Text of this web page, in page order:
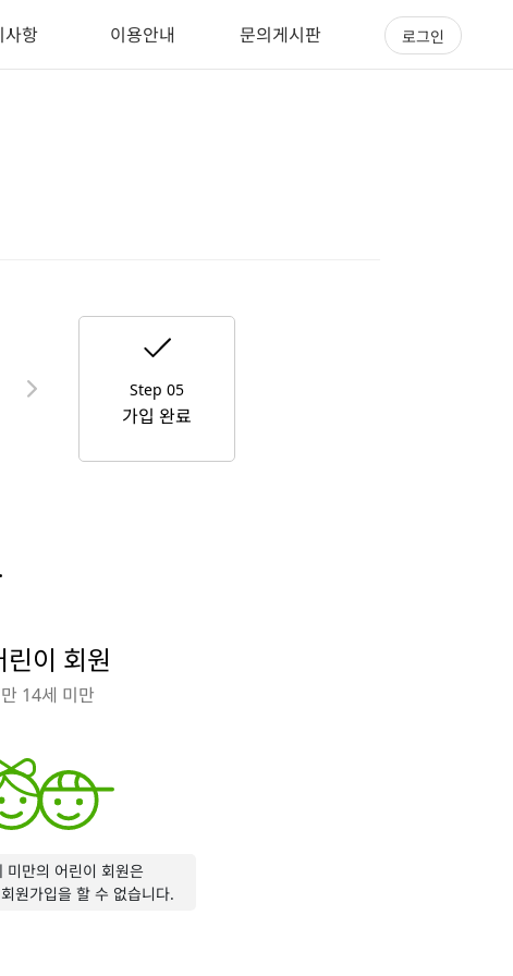
사항 이용안내 문의게시판 로그인
 Step 05
가입 완료
린이 회원
만 14세 미만
미만의 어린이 회원은
원가입을 할 수 없습니다.